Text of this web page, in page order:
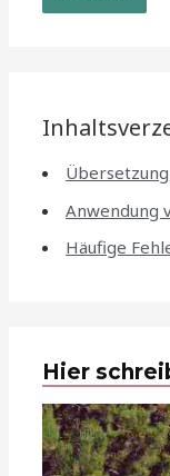
Anwendung
Häufige
Hier